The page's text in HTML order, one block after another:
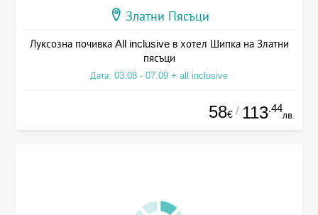
Златни Пясъци
Луксозна почивка All inclusive в хотел Шипка на Златни
пясъци
Дата: 03.08 - 07.09 + all inclusive
58€ / 113.44
лв.